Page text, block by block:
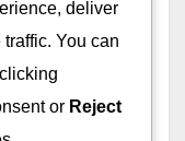
deliver
You can
or Reject